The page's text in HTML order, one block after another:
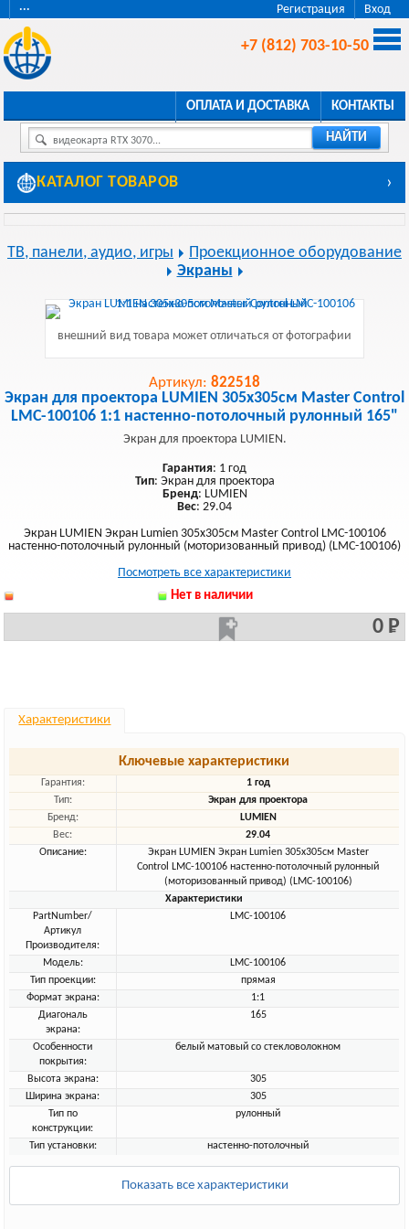
Регистрация Вход
···
+7 (812) 703-10-50
ОПЛАТА И ДОСТАВКА КОНТАКТЫ
видеокарта RTX 3070... НАЙТИ
КАТАЛОГ ТОВАРОВ ›
ТВ, панели, аудио, игры
Проекционное оборудование
Экраны
внешний вид товара может отличаться от фотографии
Артикул: 822518
Экран для проектора LUMIEN 305x305см Master Control
LMC-100106 1:1 настенно-потолочный рулонный 165"
Экран для проектора LUMIEN.
Гарантия: 1 год
Тип: Экран для проектора
Бренд: LUMIEN
Вес: 29.04
Экран LUMIEN Экран Lumien 305x305см Master Control LMC-100106
настенно-потолочный рулонный (моторизованный привод) (LMC-100106)
Посмотреть все характеристики
Нет в наличии
0 Р
Характеристики
Ключевые характеристики
Гарантия:
1 год
Тип:
Экран для проектора
Бренд:
LUMIEN
Вес:
29.04
Описание:
Экран LUMIEN Экран Lumien 305x305см Master
Control LMC-100106 настенно-потолочный рулонный
(моторизованный привод) (LMC-100106)
Характеристики
PartNumber/
Артикул
Производителя:
LMC-100106
Модель:
LMC-100106
Тип проекции:
прямая
Формат экрана:
1:1
Диагональ
экрана:
165
Особенности
покрытия:
белый матовый со стекловолокном
Высота экрана:
305
Ширина экрана:
305
Тип по
конструкции:
рулонный
Тип установки: настенно-потолочный
Показать все характеристики